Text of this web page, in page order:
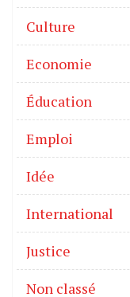
Culture
Economie
Éducation
Emploi
Idée
International
Justice
Non classé